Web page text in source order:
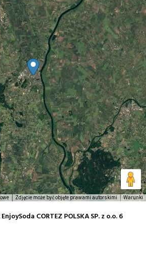
Zdjęcie może być objęte prawami autorskimi Warunki
CORTEZ POLSKA SP. z o.o. 6